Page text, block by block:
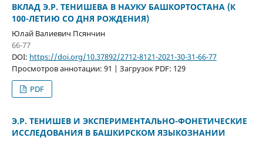
ВКЛАД Э.Р. ТЕНИШЕВА В НАУКУ БАШКОРТОСТАНА (К
100-ЛЕТИЮ СО ДНЯ РОЖДЕНИЯ)
Юлай Валиевич Псянчин
66-77
DOI: https://doi.org/10.37892/2712-8121-2021-30-31-66-77
Просмотров аннотации: 91 | Загрузок PDF: 129
PDF
Э.Р. ТЕНИШЕВ И ЭКСПЕРИМЕНТАЛЬНО-ФОНЕТИЧЕСКИЕ
ИССЛЕДОВАНИЯ В БАШКИРСКОМ ЯЗЫКОЗНАНИИ